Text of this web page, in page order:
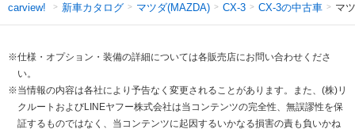
carview! 新車カタログ マツダ(MAZDA) CX-3 CX-3の中古車 マ
※仕様・オプション・装備の詳細については各販売店にお問い合わせくださ
い。
※当情報の内容は各社により予告なく変更されることがあります。また、(株)リ
クルートおよびLINEヤフー株式会社は当コンテンツの完全性、無誤謬性を保
証するものではなく、当コンテンツに起因するいかなる損害の責も負いかね